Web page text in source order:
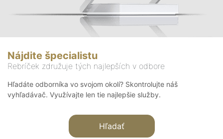
Nájdite špecialistu
Rebríček združuje tých najlepších v odbore
Hľadáte odborníka vo svojom okolí? Skontrolujte náš
vyhľadávač. Využívajte len tie najlepšie služby.
Hľadať